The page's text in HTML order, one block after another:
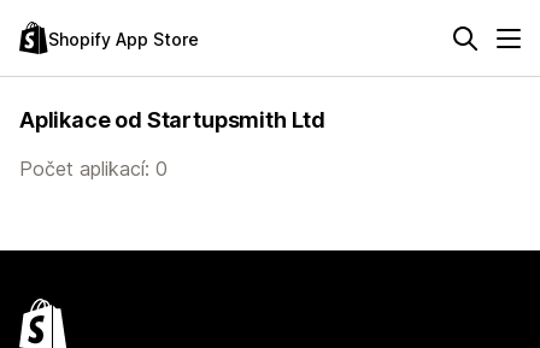
Shopify App Store
Aplikace od Startupsmith Ltd
Počet aplikací: 0